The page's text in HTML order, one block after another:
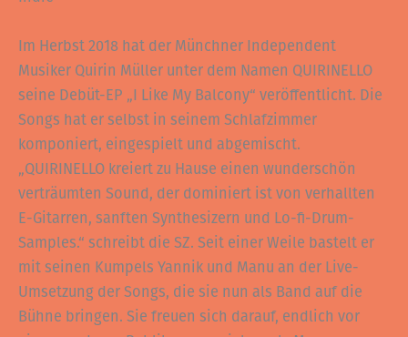
Im Herbst 2018 hat der Münchner Independent
Musiker Quirin Müller unter dem Namen QUIRINELLO
seine Debüt-EP „I Like My Balcony“ veröffentlicht. Die
Songs hat er selbst in seinem Schlafzimmer
komponiert, eingespielt und abgemischt.
„QUIRINELLO kreiert zu Hause einen wunderschön
verträumten Sound, der dominiert ist von verhallten
E-Gitarren, sanften Synthesizern und Lo-fi-Drum-
Samples.“ schreibt die SZ. Seit einer Weile bastelt er
mit seinen Kumpels Yannik und Manu an der Live-
Umsetzung der Songs, die sie nun als Band auf die
Bühne bringen. Sie freuen sich darauf, endlich vor